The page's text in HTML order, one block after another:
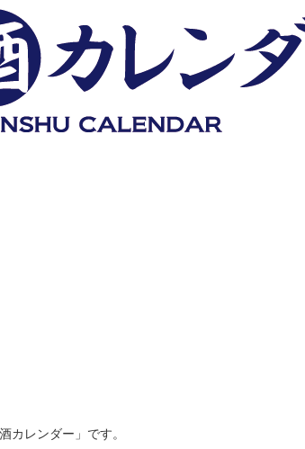
カレンダー」です。